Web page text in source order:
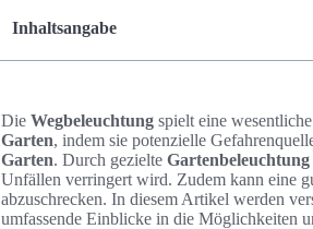
Inhaltsangabe
Die Wegbeleuchtung spielt eine
Garten, indem sie potenzielle
Garten. Durch gezielte Gartenbeleuchtung
Unfällen verringert wird. Zudem kann eine
abzuschrecken. In diesem Artikel werden
umfassende Einblicke in die Möglichkeiten